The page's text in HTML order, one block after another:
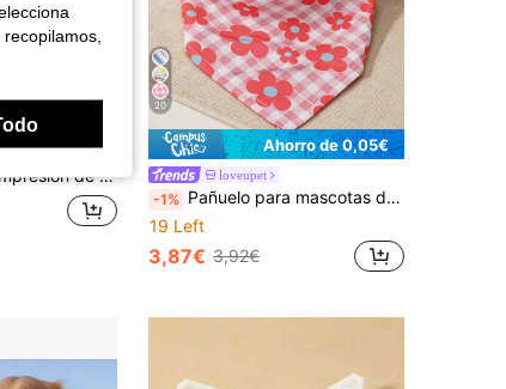
de 0,06€
instantáneo para viajes al aire libre y deportes, equipo de enfriamiento para mascotas lavable a máquina, esencial para vacaciones en clima cálido
20
Ahorro de 0,05€
loveupet
-1% Pañuelo para mascotas de poliéster con estampado floral a cuadros rosa, babero para babas, diseño de cachorro feliz, adecuado para gatos, perros y otras mascotas pequeñas a medianas (Bichón, Teddy), adecuado para juegos en interiores o exteriores todo el año, no apto para razas de perros grandes
19 Left
3,87€ 3,92€